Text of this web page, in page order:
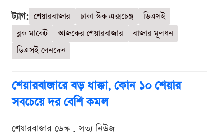
ট্যাগ: শেয়ারবাজার ঢাকা স্টক এক্সচেঞ্জ
ডিএসই
ব্লক মার্কেট
আজকের শেয়ারবাজার
বাজার মূলধন
ডিএসই লেনদেন
শেয়ারবাজারে বড় ধাক্কা, কোন ১০ শেয়ার
সবচেয়ে দর বেশি কমল
শেয়ারবাজার ডেস্ক . সত্য নিউজ